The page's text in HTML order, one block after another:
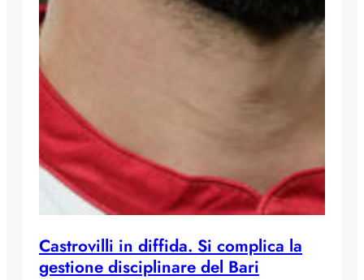
Castrovilli in diffida. Si complica la
gestione disciplinare del Bari